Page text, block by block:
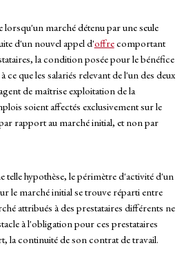
marché détenu par une seule
d'un nouvel appel d'offrecomportant
la condition posée pour le bénéfice
ce que les salariés relevant de l'un des deux
de maîtrise exploitation de la
soient affectés exclusivement sur le
rapport au marché initial, et non par
telle hypothèse, le périmètre d'activité d'un
le marché initial se trouve réparti entre
attribués à des prestataires différents ne
à l'obligation pour ces prestataires
la continuité de son contrat de travail.